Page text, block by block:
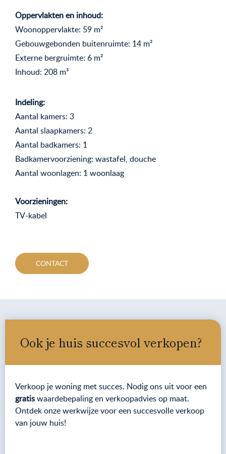
Oppervlakten en inhoud:
Woonoppervlakte: 59 m²
Gebouwgebonden buitenruimte: 14 m²
Externe bergruimte: 6 m²
Inhoud: 208 m³
Indeling:
Aantal kamers: 3
Aantal slaapkamers: 2
Aantal badkamers: 1
Badkamervoorziening: wastafel, douche
Aantal woonlagen: 1 woonlaag
Voorzieningen:
TV-kabel
CONTACT
Ook je huis succesvol verkopen?
Verkoop je woning met succes. Nodig ons uit voor een
gratiswaardebepaling en verkoopadvies op maat.
Ontdek onze werkwijze voor een succesvolle verkoop
van jouw huis!